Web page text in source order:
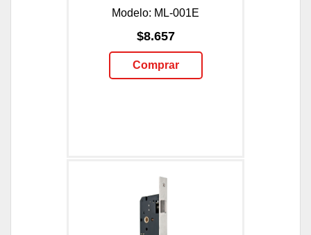
Modelo: ML-001E
$8.657
Comprar